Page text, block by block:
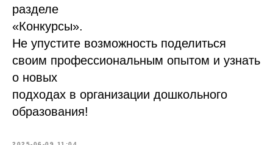
разделе
«Конкурсы».
Не упустите возможность поделиться
своим профессиональным опытом и узнать
о новых
подходах в организации дошкольного
образования!